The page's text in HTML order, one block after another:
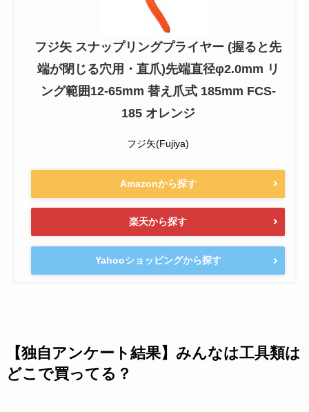
フジ矢 スナップリングプライヤー (握ると先
端が閉じる穴用・直爪)先端直径φ2.0mm リ
ング範囲12-65mm 替え爪式 185mm FCS-
185 オレンジ
フジ矢(Fujiya)
Amazonから探す
楽天から探す
Yahooショッピングから探す
【独自アンケート結果】みんなは工具類は
どこで買ってる？